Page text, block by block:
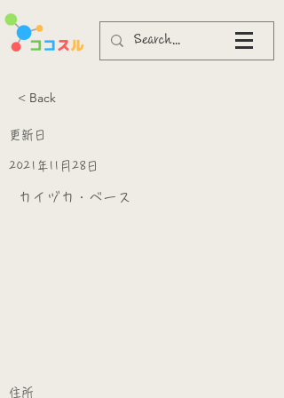
< Back
更新日
2021年11月28日
カイヅカ・ベース
​ ​住所